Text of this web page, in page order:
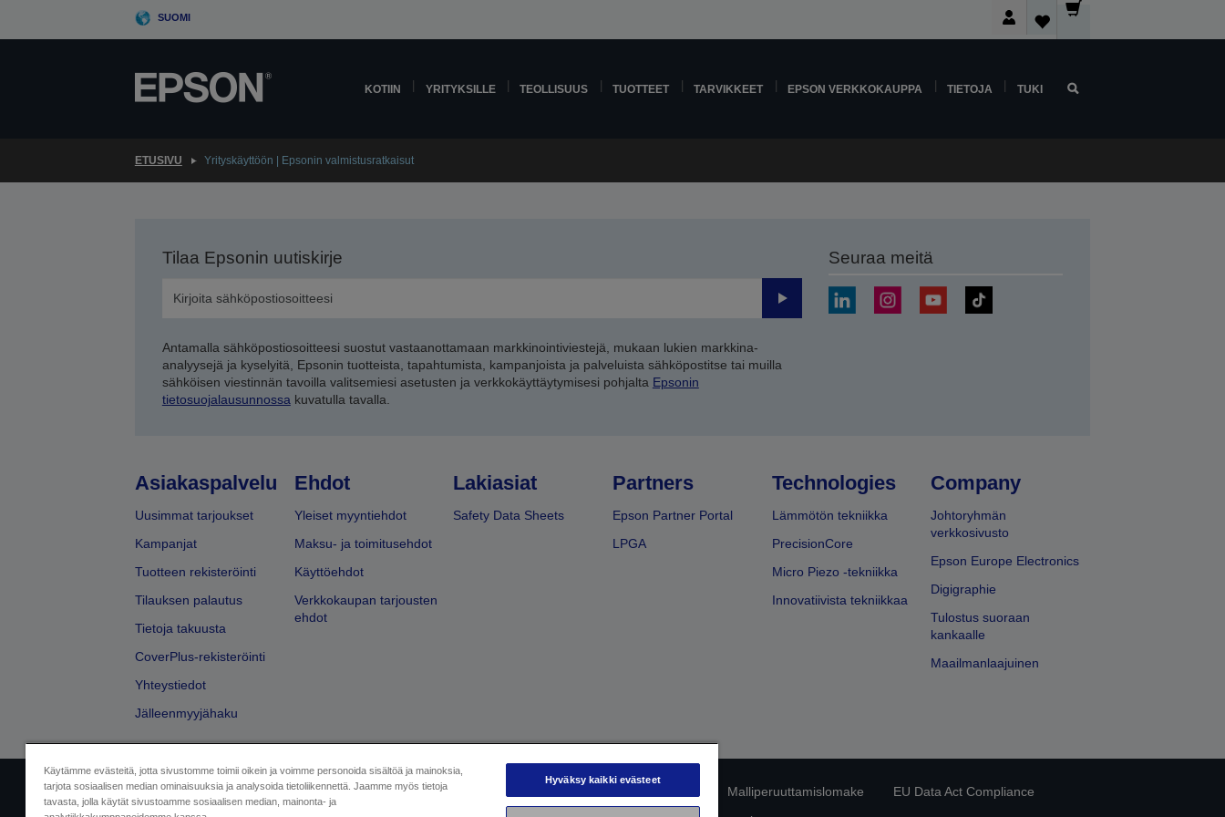
SUOMI
KOTIIN YRITYKSILLE TEOLLISUUS TUOTTEET TARVIKKEET EPSON VERKKOKAUPPA TIETOJA TUKI
ETUSIVU Yrityskäyttöön | Epsonin valmistusratkaisut
Tilaa Epsonin uutiskirje
Lähetä
Antamalla sähköpostiosoitteesi suostut vastaanottamaan markkinointiviestejä, mukaan lukien markkina-
analyysejä ja kyselyitä, Epsonin tuotteista, tapahtumista, kampanjoista ja palveluista sähköpostitse tai muilla
sähköisen viestinnän tavoilla valitsemiesi asetusten ja verkkokäyttäytymisesi pohjalta Epsonin
tietosuojalausunnossa kuvatulla tavalla.
Seuraa meitä
Asiakaspalvelu
Uusimmat tarjoukset
Kampanjat
Tuotteen rekisteröinti
Tilauksen palautus
Tietoja takuusta
CoverPlus-rekisteröinti
Yhteystiedot
Jälleenmyyjähaku
Ehdot
Yleiset myyntiehdot
Maksu- ja toimitusehdot
Käyttöehdot
Verkkokaupan tarjousten
ehdot
Lakiasiat
Safety Data Sheets
Partners
Epson Partner Portal
LPGA
Technologies
Lämmötön tekniikka
PrecisionCore
Micro Piezo -tekniikka
Innovatiivista tekniikkaa
Company
Johtoryhmän
verkkosivusto
Epson Europe Electronics
Digigraphie
Tulostus suoraan
kankaalle
Maailmanlaajuinen
Yritystiedot Tuotteiden vaatimustenmukaisuuden tunnistaminen Malliperuuttamislomake
EU Data Act Compliance
Käytämme evästeitä, jotta sivustomme toimii oikein ja voimme personoida sisältöä ja mainoksia,
tarjota sosiaalisen median ominaisuuksia ja analysoida tietoliikennettä. Jaamme myös tietoja
tavasta, jolla käytät sivustoamme sosiaalisen median, mainonta- ja
Hyväksy kaikki evästeet